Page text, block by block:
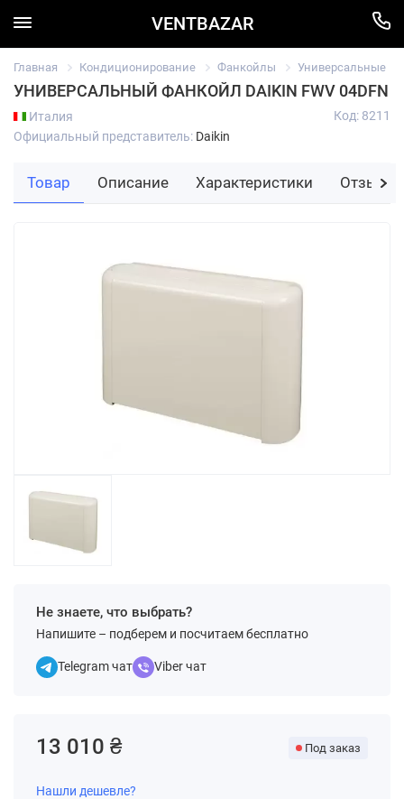
VENTBAZAR
Главная Кондиционирование Фанкойлы Универсальные
УНИВЕРСАЛЬНЫЙ ФАНКОЙЛ DAIKIN FWV 04DFN
Италия
Официальный представитель: Daikin
Код: 8211
Не знаете, что выбрать?
Напишите – подберем и посчитаем бесплатно
Telegram чат Viber чат
13 010 ₴ Под заказ
Нашли дешевле?
Товар Описание Характеристики Отзывы